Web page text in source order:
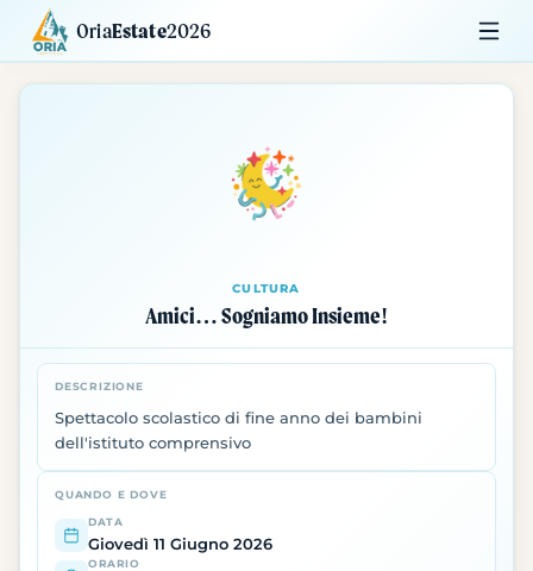
OriaEstate2026
Calendario Mostre Siti da Visitare
CULTURA
Amici… Sogniamo Insieme!
DESCRIZIONE
Spettacolo scolastico di fine anno dei bambini
dell'istituto comprensivo
QUANDO E DOVE
DATA
Giovedì 11 Giugno 2026
ORARIO